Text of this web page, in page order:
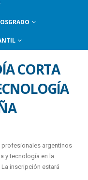
CORTA
profesionales argentinos
y tecnología en la
La inscripción estará